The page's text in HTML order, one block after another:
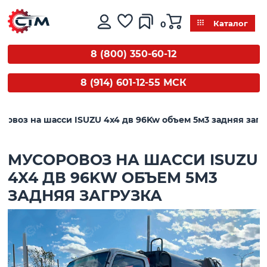
0 Каталог
8 (800) 350-60-12
8 (914) 601-12-55 МСК
на шасси ISUZU 4x4 дв 96Kw объем 5м3 задняя
МУСОРОВОЗ НА ШАССИ ISUZU
4X4 ДВ 96KW ОБЪЕМ 5М3
ЗАДНЯЯ ЗАГРУЗКА